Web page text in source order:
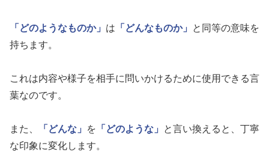
「どのようなものか」 は 「どんなものか」
と同等の意味を
持ちます。
これは内容や様子を相手に問いかけるために使用できる言
葉なのです。
また、 「どんな」 を 「どのような」
と言い換えると、丁寧
な印象に変化します。